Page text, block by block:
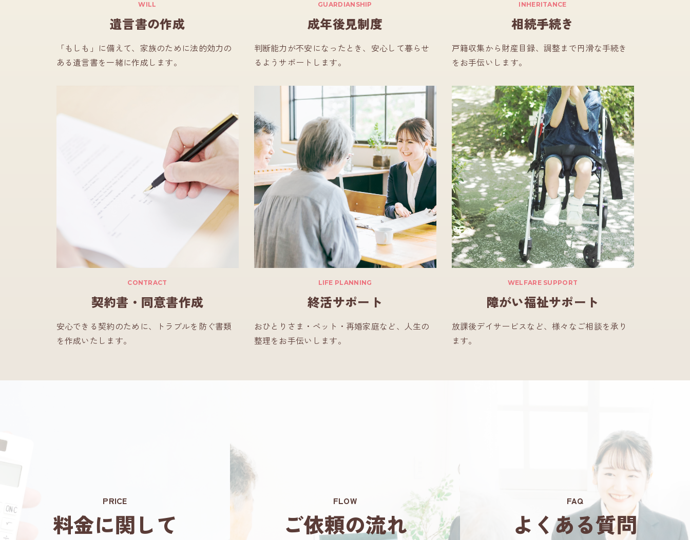
WILL
遺言書の作成
「もしも」に備えて、家族のために法的効力の
ある遺言書を一緒に作成します。
GUARDIANSHIP
成年後見制度
判断能力が不安になったとき、安心して暮らせ
るようサポートします。
INHERITANCE
相続手続き
戸籍収集から財産目録、調整まで円滑な手続き
をお手伝いします。
CONTRACT
契約書・同意書作成
安心できる契約のために、トラブルを防ぐ書類
を作成いたします。
LIFE PLANNING
終活サポート
おひとりさま・ペット・再婚家庭など、人生の
整理をお手伝いします。
WELFARE SUPPORT
障がい福祉サポート
放課後デイサービスなど、様々なご相談を承り
ます。
PRICE
料金に関して
FLOW
ご依頼の流れ
FAQ
よくある質問